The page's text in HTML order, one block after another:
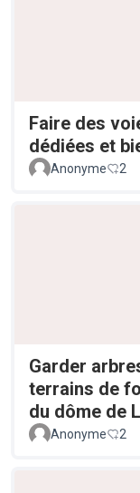
Faire des
dédiées et
Anonyme 2
Garder
terrains de
du dôme de
Anonyme 2